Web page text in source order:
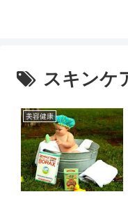
スキンケ
美容健康